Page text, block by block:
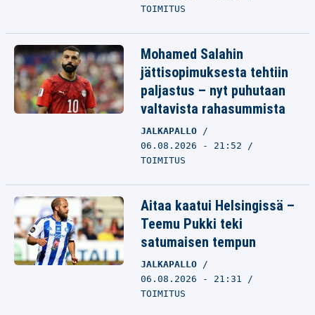
TOIMITUS
Mohamed Salahin
jättisopimuksesta tehtiin
paljastus – nyt puhutaan
valtavista rahasummista
JALKAPALLO
06.08.2026 - 21:52
TOIMITUS
Aitaa kaatui Helsingissä –
Teemu Pukki teki
satumaisen tempun
JALKAPALLO
06.08.2026 - 21:31
TOIMITUS